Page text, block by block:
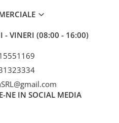
- VINERI (08:00 - 16:00)
NE IN SOCIAL MEDIA